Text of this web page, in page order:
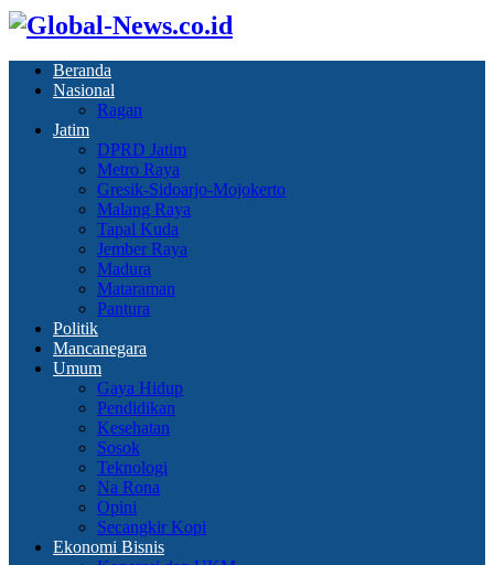
Beranda
Nasional
Ragan
Jatim
DPRD Jatim
Metro Raya
Gresik-Sidoarjo-Mojokerto
Malang Raya
Tapal Kuda
Jember Raya
Madura
Mataraman
Pantura
Politik
Mancanegara
Umum
Gaya Hidup
Pendidikan
Kesehatan
Sosok
Teknologi
Na Rona
Opini
Secangkir Kopi
Ekonomi Bisnis